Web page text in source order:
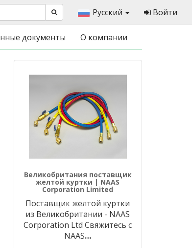
Русский Войти
документы О компании
Великобритания поставщик
желтой куртки | NAAS
Corporation Limited
Поставщик желтой куртки
из Великобритании - NAAS
Corporation Ltd Свяжитесь с
NAAS…